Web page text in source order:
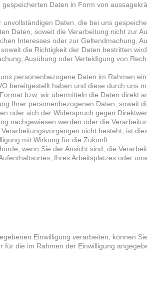
Daten in Form von
Daten, die bei uns
Daten, soweit die Verarbeitung nicht zur
Interesses oder zur Geltendmachung,
die Richtigkeit der Daten bestritten
Ausübung oder Verteidigung von
personenbezogene Daten im Rahmen
bereitgestellt haben und diese durch uns
bzw. wir übermitteln die Daten direkt
Ihrer personenbezogenen Daten, soweit
oder sich der Widerspruch gegen
nachgewiesen werden oder die
nicht besteht, ist
mit Wirkung für die Zukunft.
wenn Sie der Ansicht sind, die
Ihres Arbeitsplatzes oder
Einwilligung verarbeiten, können
die im Rahmen der Einwilligung